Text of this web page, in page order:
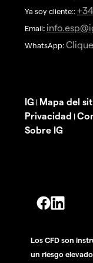
Ya soy cliente::
Email:
WhatsApp:
IG | Mapa del
Privacidad |
Sobre IG
Los CFD son
un riesgo